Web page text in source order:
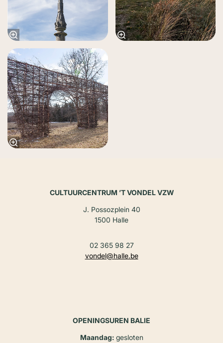
CULTUURCENTRUM ’T VONDEL VZW
J. Possozplein 40
1500 Halle
02 365 98 27
vondel@halle.be
OPENINGSUREN BALIE
Maandag:gesloten